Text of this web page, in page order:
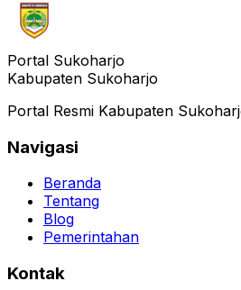
Portal Sukoharjo
Kabupaten Sukoharjo
Portal Resmi Kabupaten
Navigasi
Beranda
Tentang
Blog
Pemerintahan
Kontak